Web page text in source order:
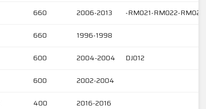
660 2006-2013 -RM021-RM022-
660 1996-1998
600 2004-2004 DJ012
600 2002-2004
400 2016-2016